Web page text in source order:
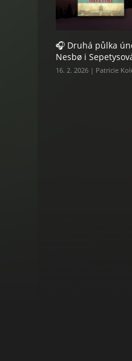
🎧 Druhá půlka
Nesbø i
16. 2. 2026 | Patricie